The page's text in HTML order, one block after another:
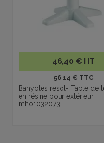
46,40 € HT
56.14 € TTC
Banyoles resol- Table de
en résine pour extérieur
mho1032073